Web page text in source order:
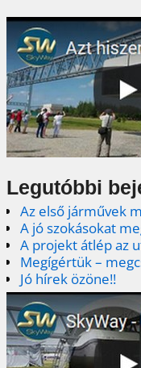
Legutóbbi
Az első járművek
A jó szokásokat
A projekt átlép az
Megígértük –
Jó hírek özöne!!